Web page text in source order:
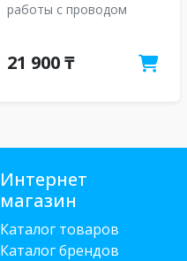
работы с проводом
21 900 ₸
Интернет
магазин
Каталог товаров
Каталог брендов